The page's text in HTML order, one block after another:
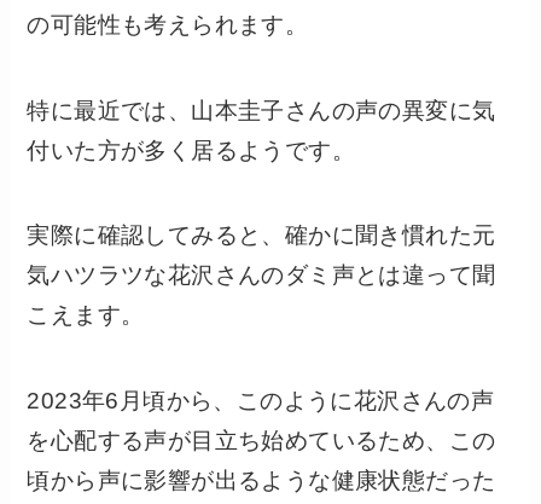
の可能性も考えられます。
特に最近では、山本圭子さんの声の異変に気
付いた方が多く居るようです。
実際に確認してみると、確かに聞き慣れた元
気ハツラツな花沢さんのダミ声とは違って聞
こえます。
2023年6月頃から、このように花沢さんの声
を心配する声が目立ち始めているため、この
頃から声に影響が出るような健康状態だった